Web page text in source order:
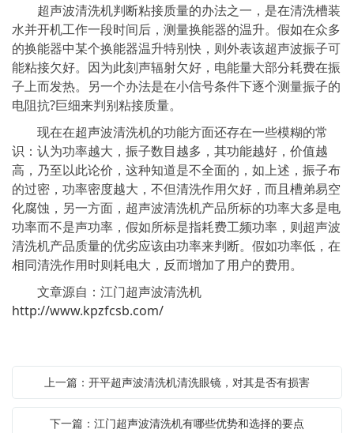
超声波清洗机判断粘接质量的办法之一，是在清洗槽装
水并开机工作一段时间后，测量换能器的温升。假如在众多
的换能器中某个换能器温升特别快，则外表该超声波振子可
能粘接欠好。因为此刻声辐射欠好，电能量大部分耗费在振
子上而发热。另一个办法是在小信号条件下逐个测量振子的
电阻抗?巨细来判别粘接质量。
现在在超声波清洗机的功能方面还存在一些模糊的常
识：认为功率越大，振子数目越多，其功能越好，价值越
高，乃至以此论价，这种知道是不全面的，如上述，振子布
的过密，功率密度越大，不但清洗作用欠好，而且槽弟易空
化腐蚀，另一方面，超声波清洗机产品所标的功率大多是电
功率而不是声功率，假如所标是指耗费工频功率，则超声波
清洗机产品质量的优劣应该由功率来判断。假如功率低，在
相同清洗作用时则耗电大，反而增加了用户的费用。
文章源自：江门超声波清洗机
http://www.kpzfcsb.com/
上一篇：开平超声波清洗机清洗眼镜，对其是否有损害
下一篇：江门超声波清洗机有哪些优势和选择的要点